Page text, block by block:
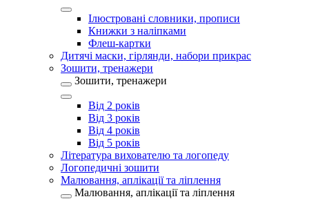
Ілюстровані словники, прописи
Книжки з наліпками
Флеш-картки
Дитячі маски, гірлянди, набори прикрас
Зошити, тренажери
Зошити, тренажери
Від 2 років
Від 3 років
Від 4 років
Від 5 років
Література вихователю та логопеду
Логопедичні зошити
Малювання, аплікації та ліплення
Малювання, аплікації та ліплення